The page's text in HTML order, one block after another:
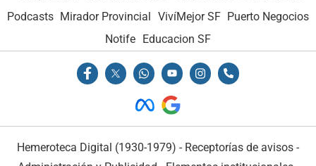
Podcasts Mirador Provincial VivíMejor SF Puerto Negocios
Notife
Educacion SF
Hemeroteca Digital (1930-1979) - Receptorías de avisos -